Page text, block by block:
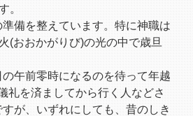
。
備を整えています。特に神職は
(おおかがりび)の光の中で歳旦
午前零時になるのを待って年越
礼を済ましてから行く人などさ
が、いずれにしても、昔のしき